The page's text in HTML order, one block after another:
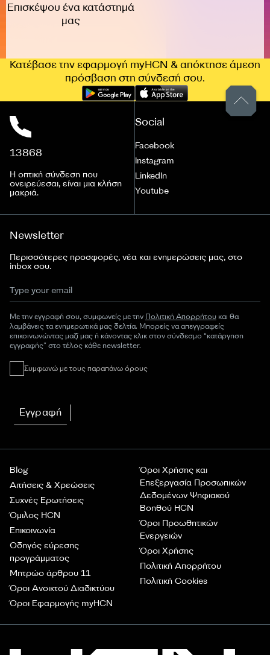
Επισκέψου ένα κατάστημά
μας
Κατέβασε την εφαρμογή myHCN & απόκτησε άμεση
πρόσβαση στη σύνδεσή σου.
13868
Η οπτική σύνδεση που
ονειρεύεσαι, είναι μια κλήση
μακριά.
Blog
Αιτήσεις & Χρεώσεις
Συχνές Ερωτήσεις
Όμιλος HCN
Επικοινωνία
Οδηγός εύρεσης
προγράμματος
Μητρώο άρθρου 11
Όροι Ανοικτού Διαδικτύου
Όροι Εφαρμογής myHCN
Όροι Χρήσης και
Επεξεργασία Προσωπικών
Δεδομένων Ψηφιακού
Βοηθού HCN
Όροι Προωθητικών
Ενεργειών
Όροι Χρήσης
Πολιτική Απορρήτου
Πολιτική Cookies
Social
Facebook
Instagram
LinkedIn
Youtube
Newsletter
Περισσότερες προσφορές, νέα και ενημερώσεις μας, στο
inbox σου.
Με την εγγραφή σου, συμφωνείς με την Πολιτική Απορρήτου και θα
λαμβάνεις τα ενημερωτικά μας δελτία. Μπορείς να απεγγραφείς
επικοινωνώντας μαζί μας ή κάνοντας κλικ στον σύνδεσμο “κατάργηση
εγγραφής” στο τέλος κάθε newsletter.
Συμφωνώ με τους παραπάνω όρους
Εγγραφή